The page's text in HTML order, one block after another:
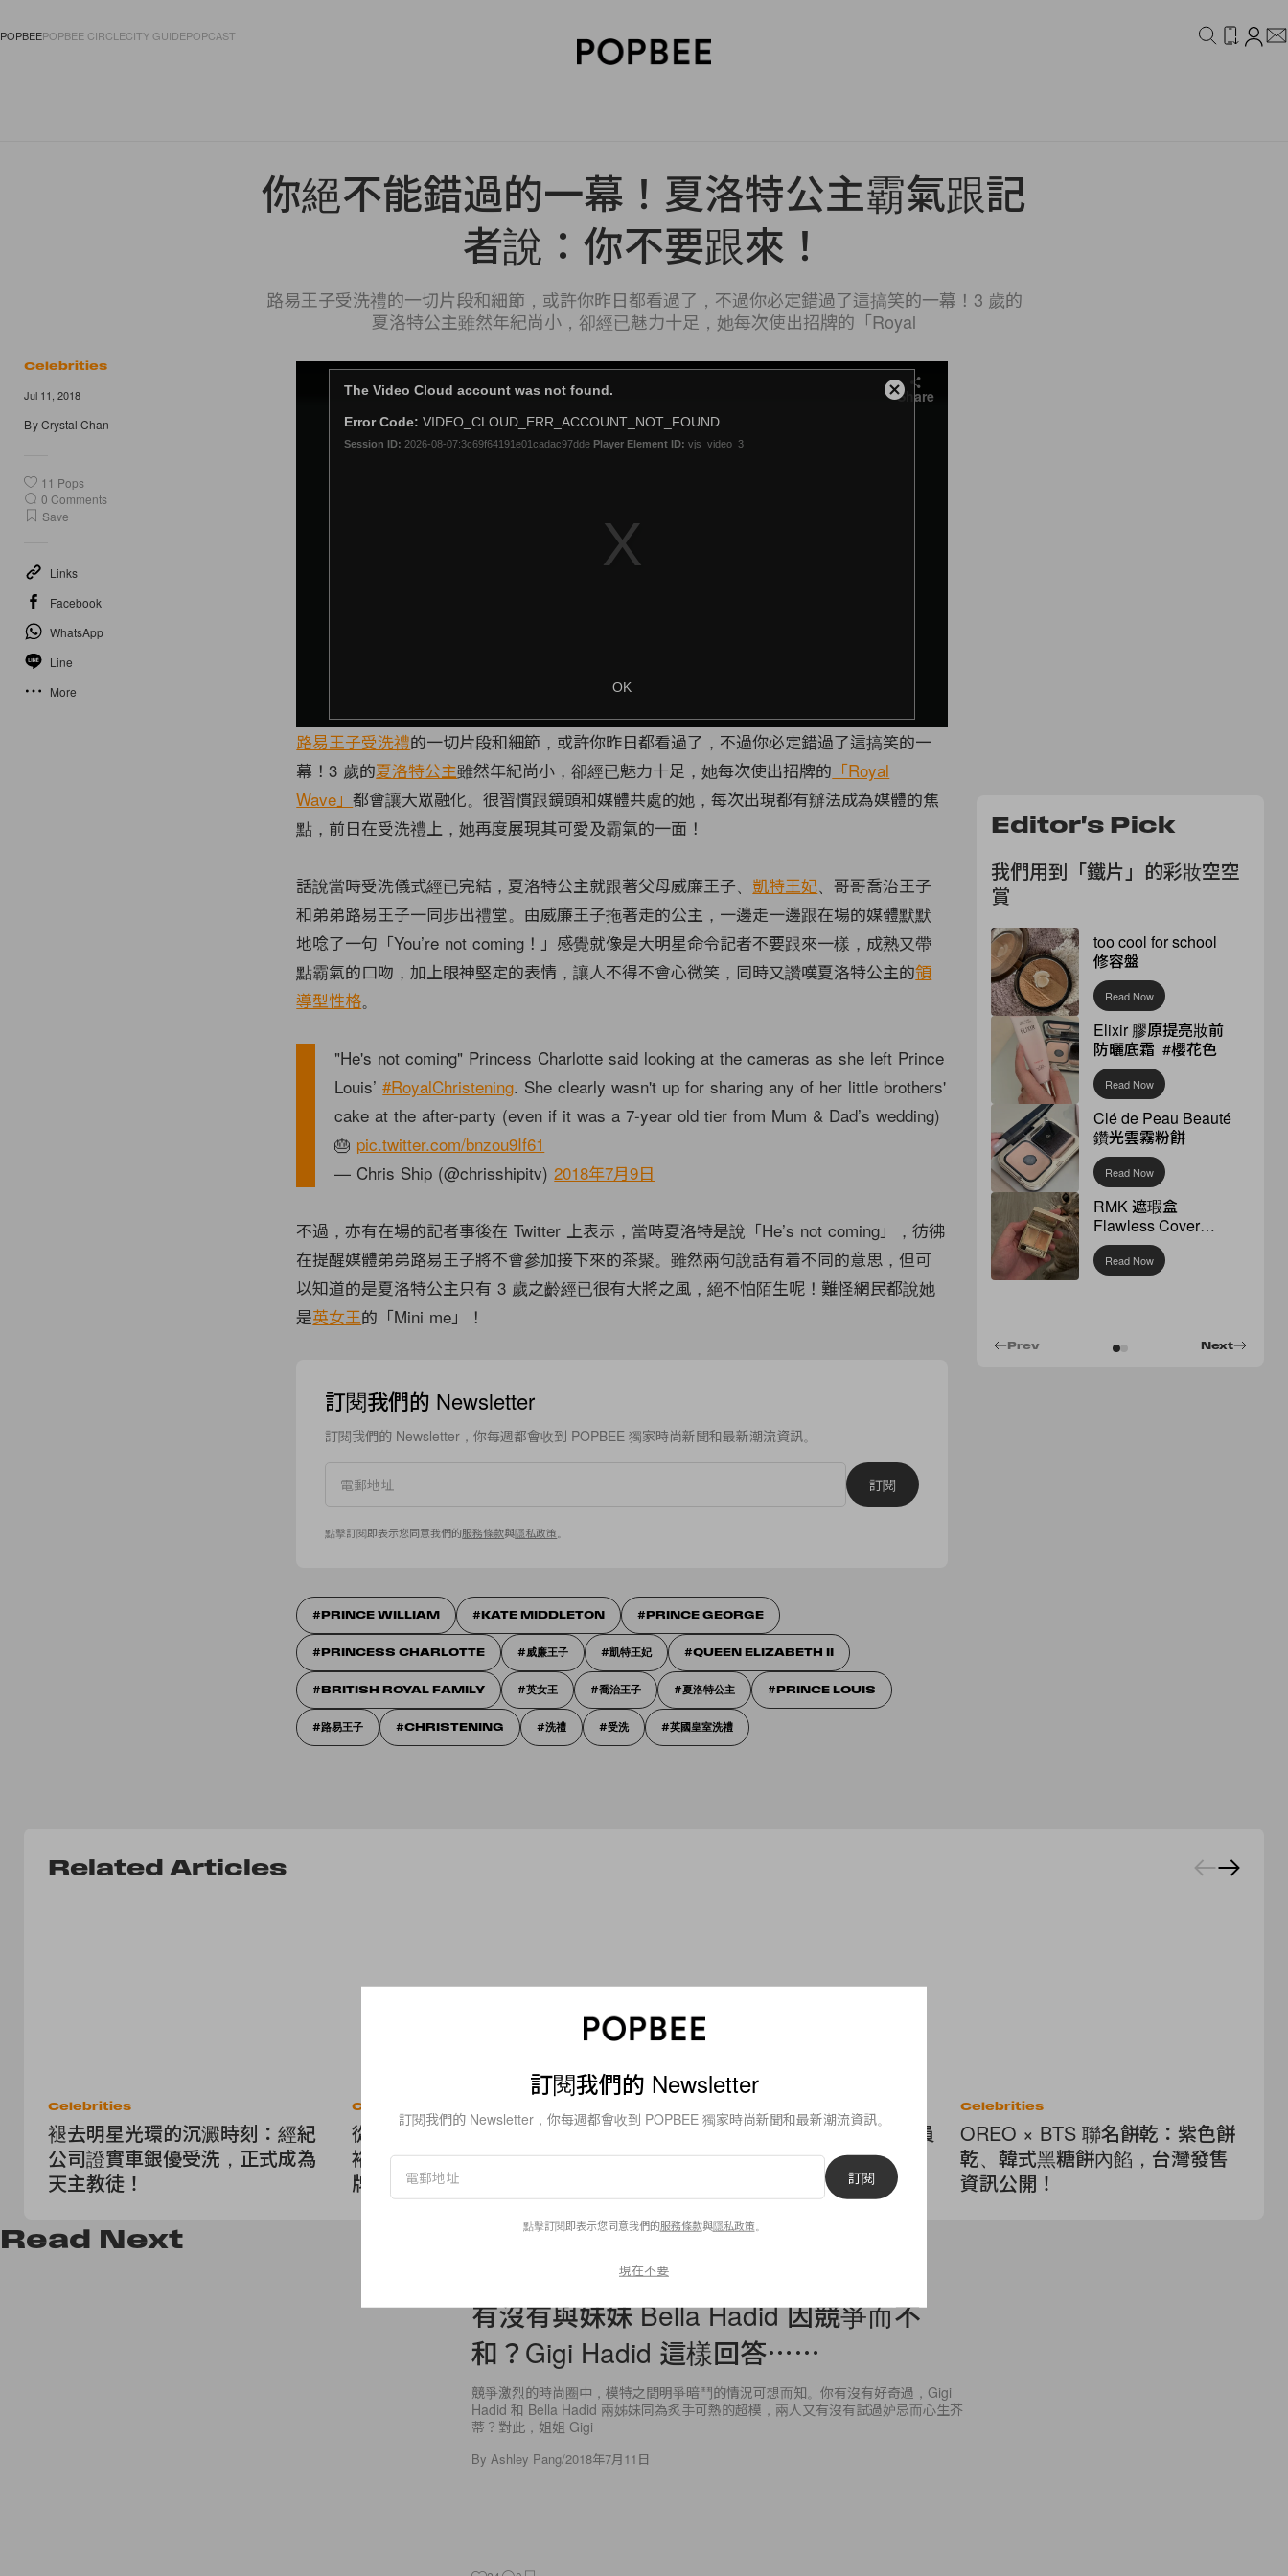
POPBEEPOPBEE CIRCLECITY GUIDEPOPCAST
你絕不能錯過的一幕！夏洛特公主霸氣跟記
者說：你不要跟來！
路易王子受洗禮的一切片段和細節，或許你昨日都看過了，不過你必定錯過了這搞笑的一幕！3 歲的
夏洛特公主雖然年紀尚小，卻經已魅力十足，她每次使出招牌的「Royal
Celebrities
Jul 11, 2018
ByCrystal Chan
11 Pops
0 Comments
Save
Links
Facebook
WhatsApp
Line
More
路易王子受洗禮的一切片段和細節，或許你昨日都看過了，不過你必定錯過了這搞笑的一
幕！3 歲的夏洛特公主雖然年紀尚小，卻經已魅力十足，她每次使出招牌的 「Royal
Wave」都會讓大眾融化。很習慣跟鏡頭和媒體共處的她，每次出現都有辦法成為媒體的焦
點，前日在受洗禮上，她再度展現其可愛及霸氣的一面！
話說當時受洗儀式經已完結，夏洛特公主就跟著父母威廉王子、 凱特王妃、哥哥喬治王子
和弟弟路易王子一同步出禮堂。由威廉王子拖著走的公主，一邊走一邊跟在場的媒體默默
地唸了一句「You’re not coming！」感覺就像是大明星命令記者不要跟來一樣，成熟又帶
點霸氣的口吻，加上眼神堅定的表情，讓人不得不會心微笑，同時又讚嘆夏洛特公主的領
導型性格。
"He's not coming" Princess Charlotte said looking at the cameras as she left Prince
Louis’#RoyalChristening. She clearly wasn't up for sharing any of her little brothers'
cake at the after-party (even if it was a 7-year old tier from Mum & Dad’s wedding)
🎂 pic.twitter.com/bnzou9If61
— Chris Ship (@chrisshipitv)2018年7月9日
不過，亦有在場的記者事後在 Twitter 上表示，當時夏洛特是說「He’s not coming」，彷彿
在提醒媒體弟弟路易王子將不會參加接下來的茶聚。雖然兩句說話有着不同的意思，但可
以知道的是夏洛特公主只有 3 歲之齡經已很有大將之風，絕不怕陌生呢！難怪網民都說她
是英女王的「Mini me」！
訂閱我們的 Newsletter
訂閱我們的 Newsletter，你每週都會收到 POPBEE 獨家時尚新聞和最新潮流資訊。
訂閱
點擊訂閱即表示您同意我們的服務條款與隱私政策。
PRINCE WILLIAM KATE MIDDLETON PRINCE GEORGE​
PRINCESS CHARLOTTE 威廉王子 凱特王妃 QUEEN ELIZABETH II
BRITISH ROYAL FAMILY 英女王 喬治王子 夏洛特公主 PRINCE LOUIS
路易王子 CHRISTENING 洗禮 受洗 英國皇室洗禮
Editor's Pick
我們用到「鐵片」的彩妝空空
賞
too cool for school
修容盤
Read Now
Elixir 膠原提亮妝前
防曬底霜 #櫻花色
Read Now
Clé de Peau Beauté
鑽光雲霧粉餅
Read Now
RMK 遮瑕盒
Flawless Cover
Concealer
Read Now
Next
Prev
Related Articles
Celebrities
褪去明星光環的沉澱時刻：經紀
公司證實車銀優受洗，正式成為
天主教徒！
Celebrities
從《雲畫的月光》到時尚圈：金
裕貞加入 CHARLES & KEITH 品
牌家族！
2026 世界盃場邊最美風景！球員
火辣伴侶成為賽事焦點
Celebrities
OREO × BTS 聯名餅乾：紫色餅
乾、韓式黑糖餅內餡，台灣發售
資訊公開！
Read Next
有沒有與妹妹 Bella Hadid 因競爭而不
和？Gigi Hadid 這樣回答⋯⋯
競爭激烈的時尚圈中，模特之間明爭暗鬥的情況可想而知。你有沒有好奇過，Gigi
Hadid 和 Bella Hadid 兩姊妹同為炙手可熱的超模，兩人又有沒有試過妒忌而心生芥
蒂？對此，姐姐 Gigi
By Ashley Pang/2018年7月11日
訂閱我們的 Newsletter
訂閱我們的 Newsletter，你每週都會收到 POPBEE 獨家時尚新聞和最新潮流資訊。
訂閱
點擊訂閱即表示您同意我們的服務條款與隱私政策
現在不要